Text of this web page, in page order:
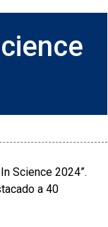
Science 2024”.
a 40